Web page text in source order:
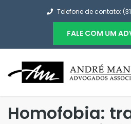
Telefone de contato:
FALE COM UM
Homofobia: